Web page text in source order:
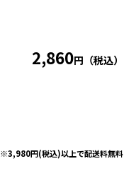
2,860円（税込）
※3,980円(税込)以上で配送料無料